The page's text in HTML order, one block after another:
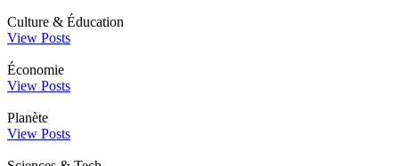
Culture & Éducation
View Posts
Économie
View Posts
Planète
View Posts